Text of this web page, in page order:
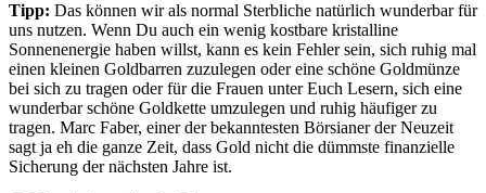
Tipp: Das können wir als normal Sterbliche natürlich wunderbar für
uns nutzen. Wenn Du auch ein wenig kostbare kristalline
Sonnenenergie haben willst, kann es kein Fehler sein, sich ruhig mal
einen kleinen Goldbarren zuzulegen oder eine schöne Goldmünze
bei sich zu tragen oder für die Frauen unter Euch Lesern, sich eine
wunderbar schöne Goldkette umzulegen und ruhig häufiger zu
tragen. Marc Faber, einer der bekanntesten Börsianer der Neuzeit
sagt ja eh die ganze Zeit, dass Gold nicht die dümmste finanzielle
Sicherung der nächsten Jahre ist.